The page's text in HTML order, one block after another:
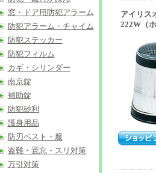
アイリス
222W（ホ
窓・ドア用防犯アラーム
防犯アラーム・チャイム
防犯ステッカー
防犯フィルム
カギ・シリンダー
南京錠
補助錠
防犯砂利
護身用品
防刃ベスト・服
盗難・置忘・スリ対策
万引対策